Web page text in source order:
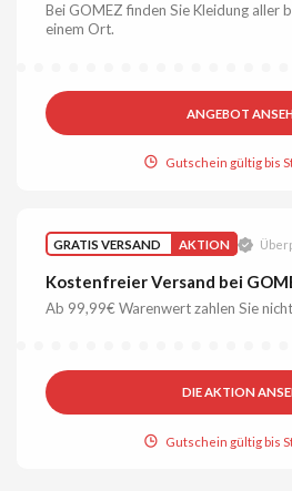
Bei GOMEZ finden Sie Kleidung aller
einem Ort.
ANGEBOT
Gutschein gültig bis
GRATIS VERSAND AKTION
Kostenfreier Versand bei
Ab 99,99€ Warenwert zahlen Sie
DIE AKTION
Gutschein gültig bis